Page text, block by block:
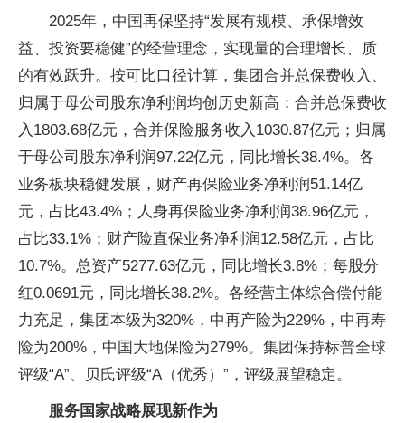
2025年，中国再保坚持“发展有规模、承保增效
益、投资要稳健”的经营理念，实现量的合理增长、质
的有效跃升。按可比口径计算，集团合并总保费收入、
归属于母公司股东净利润均创历史新高：合并总保费收
入1803.68亿元，合并保险服务收入1030.87亿元；归属
于母公司股东净利润97.22亿元，同比增长38.4%。各
业务板块稳健发展，财产再保险业务净利润51.14亿
元，占比43.4%；人身再保险业务净利润38.96亿元，
占比33.1%；财产险直保业务净利润12.58亿元，占比
10.7%。总资产5277.63亿元，同比增长3.8%；每股分
红0.0691元，同比增长38.2%。各经营主体综合偿付能
力充足，集团本级为320%，中再产险为229%，中再寿
险为200%，中国大地保险为279%。集团保持标普全球
评级“A”、贝氏评级“A（优秀）”，评级展望稳定。
服务国家战略展现新作为